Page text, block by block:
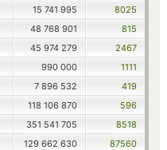
15 741 995
8025
48 768 901
815
45 974 279
2467
990 000
1111
7 896 532
419
118 106 870
596
351 541 705
8518
129 662 630
87560